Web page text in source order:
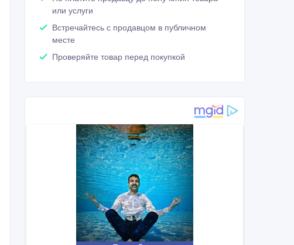
или услуги
Встречайтесь с продавцом в публичном
месте
Проверяйте товар перед покупкой